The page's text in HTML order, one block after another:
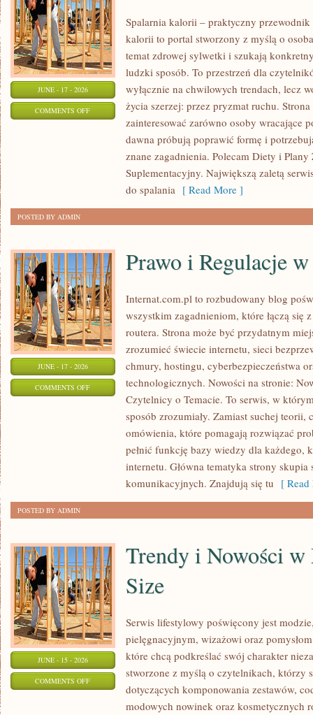
JUNE - 17 - 2026
COMMENTS OFFON
Spalarnia kalorii – praktyczny
kalorii to portal stworzony z myślą o
temat zdrowej sylwetki i szukają
ludzki sposób. To przestrzeń dla
wyłącznie na chwilowych trendach, lecz
życia szerzej: przez pryzmat ruchu.
zainteresować zarówno osoby wracające
dawna próbują poprawić formę i
znane zagadnienia. Polecam Diety i
Suplementacyjny. Największą zaletą
do spalania [ Read More ]
POSTED BY ADMIN
JUNE - 17 - 2026
COMMENTS OFFON
REGULACJE
Prawo i Regulacje
Internat.com.pl to rozbudowany blog
wszystkim zagadnieniom, które łączą się
routera. Strona może być przydatnym
zrozumieć świecie internetu, sieci
chmury, hostingu, cyberbezpieczeństwa
technologicznych. Nowości na stronie:
Czytelnicy o Temacie. To serwis, w
sposób zrozumiały. Zamiast suchej
omówienia, które pomagają rozwiązać
pełnić funkcję bazy wiedzy dla każdego,
internetu. Główna tematyka strony skupia
komunikacyjnych. Znajdują się tu [
POSTED BY ADMIN
JUNE - 15 - 2026
COMMENTS OFFON
Trendy i Nowości w
Size
Serwis lifestylowy poświęcony jest
pielęgnacyjnym, wizażowi oraz
które chcą podkreślać swój charakter
stworzone z myślą o czytelnikach, którzy
dotyczących komponowania zestawów,
modowych nowinek oraz kosmetycznych